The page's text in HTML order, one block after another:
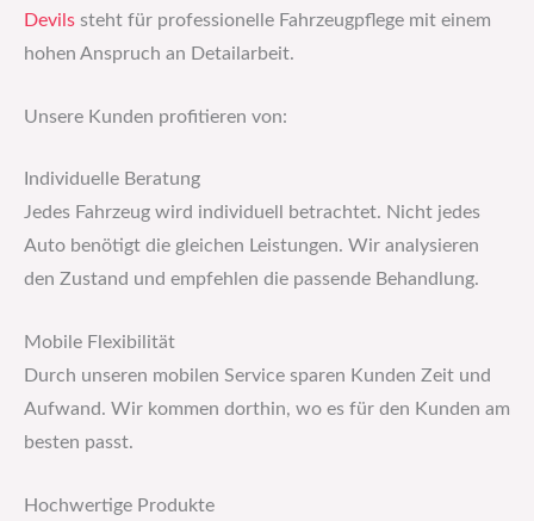
Devils steht für professionelle Fahrzeugpflege mit einem
hohen Anspruch an Detailarbeit.
Unsere Kunden profitieren von:
Individuelle Beratung
Jedes Fahrzeug wird individuell betrachtet. Nicht jedes
Auto benötigt die gleichen Leistungen. Wir analysieren
den Zustand und empfehlen die passende Behandlung.
Mobile Flexibilität
Durch unseren mobilen Service sparen Kunden Zeit und
Aufwand. Wir kommen dorthin, wo es für den Kunden am
besten passt.
Hochwertige Produkte